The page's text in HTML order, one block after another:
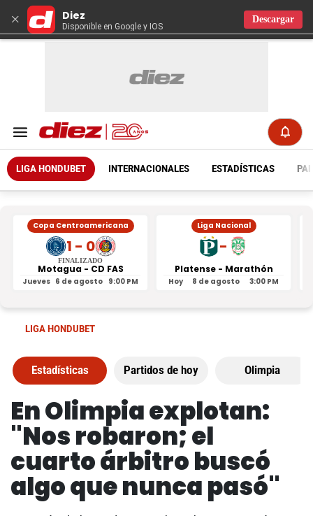
× Diez
Disponible en Google y IOS
Descargar
LIGA HONDUBET INTERNACIONALES ESTADÍSTICAS
Copa Centroamericana
1 - 0
FINALIZADO
Motagua - CD FAS
Jueves 6 de agosto 9:00 PM
Liga Nacional
-
Platense - Marathón
Hoy 8 de agosto 3:00 PM
LIGA HONDUBET
Estadísticas Partidos de hoy Olimpia
En Olimpia explotan:
"Nos robaron; el
cuarto árbitro buscó
algo que nunca pasó"